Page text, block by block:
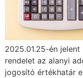
2025.01.25-én
rendelet az alanyi
jogosító értékhatár